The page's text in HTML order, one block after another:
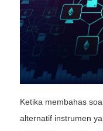
Ketika membahas
alternatif instrumen